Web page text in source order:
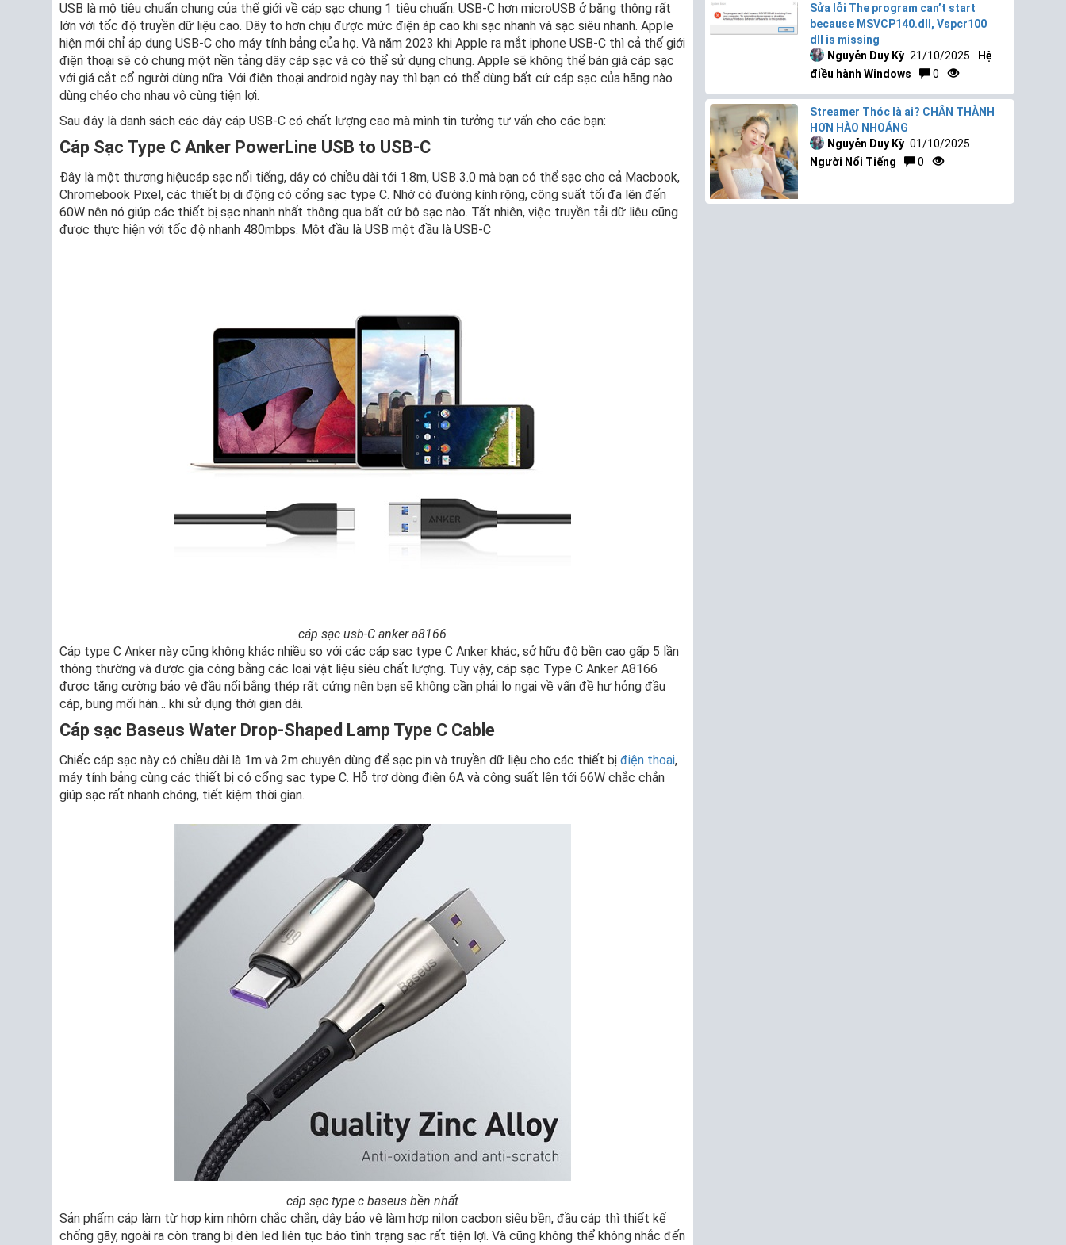
USB là mộ tiêu chuẩn chung của thế giới về cáp sạc chung 1 tiêu chuẩn. USB-C hơn microUSB ở băng thông rất
lớn với tốc độ truyền dữ liệu cao. Dây to hơn chịu được mức điện áp cao khi sạc nhanh và sạc siêu nhanh. Apple
hiện mới chỉ áp dụng USB-C cho máy tính bảng của họ. Và năm 2023 khi Apple ra mắt iphone USB-C thì cả thế giới
điện thoại sẽ có chung một nền tảng dây cáp sạc và có thể sử dụng chung. Apple sẽ không thể bán giá cáp sạc
với giá cắt cổ người dùng nữa. Với điện thoại android ngày nay thì bạn có thể dùng bất cứ cáp sạc của hãng nào
dùng chéo cho nhau vô cùng tiện lợi.
Sau đây là danh sách các dây cáp USB-C có chất lượng cao mà mình tin tưởng tư vấn cho các bạn:
Cáp Sạc Type C Anker PowerLine USB to USB-C
Đây là một thương hiệucáp sạc nổi tiếng, dây có chiều dài tới 1.8m, USB 3.0 mà bạn có thể sạc cho cả Macbook,
Chromebook Pixel, các thiết bị di động có cổng sạc type C. Nhờ có đường kính rộng, công suất tối đa lên đến
60W nên nó giúp các thiết bị sạc nhanh nhất thông qua bất cứ bộ sạc nào. Tất nhiên, việc truyền tải dữ liệu cũng
được thực hiện với tốc độ nhanh 480mbps. Một đầu là USB một đầu là USB-C
cáp sạc usb-C anker a8166
Cáp type C Anker này cũng không khác nhiều so với các cáp sạc type C Anker khác, sở hữu độ bền cao gấp 5 lần
thông thường và được gia công bằng các loại vật liệu siêu chất lượng. Tuy vậy, cáp sạc Type C Anker A8166
được tăng cường bảo vệ đầu nối bằng thép rất cứng nên bạn sẽ không cần phải lo ngại về vấn đề hư hỏng đầu
cáp, bung mối hàn… khi sử dụng thời gian dài.
Cáp sạc Baseus Water Drop-Shaped Lamp Type C Cable
Chiếc cáp sạc này có chiều dài là 1m và 2m chuyên dùng để sạc pin và truyền dữ liệu cho các thiết bị điện thoại,
máy tính bảng cùng các thiết bị có cổng sạc type C. Hỗ trợ dòng điện 6A và công suất lên tới 66W chắc chắn
giúp sạc rất nhanh chóng, tiết kiệm thời gian.
cáp sạc type c baseus bền nhất
Sản phẩm cáp làm từ hợp kim nhôm chắc chắn, dây bảo vệ làm hợp nilon cacbon siêu bền, đầu cáp thì thiết kế
chống gãy, ngoài ra còn trang bị đèn led liên tục báo tình trạng sạc rất tiện lợi. Và cũng không thể không nhắc đến
Sửa lỗi The program can’t start
because MSVCP140.dll, Vspcr100
dll is missing
Nguyễn Duy Kỳ 21/10/2025
Hệ
điều hành Windows
0
Streamer Thóc là ai? CHÂN THÀNH
HƠN HÀO NHOÁNG
Nguyễn Duy Kỳ 01/10/2025
Người Nổi Tiếng
0